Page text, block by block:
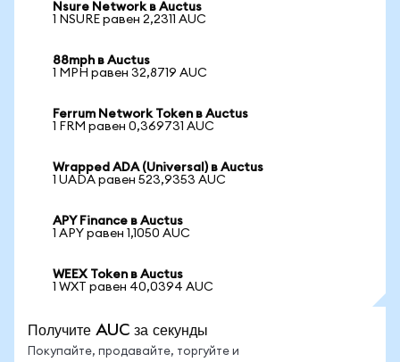
Nsure Network в Auctus
1 NSURE равен 2,2311 AUC
88mph в Auctus
1 MPH равен 32,8719 AUC
Ferrum Network Token в Auctus
1 FRM равен 0,369731 AUC
Wrapped ADA (Universal) в Auctus
1 UADA равен 523,9353 AUC
APY Finance в Auctus
1 APY равен 1,1050 AUC
WEEX Token в Auctus
1 WXT равен 40,0394 AUC
Получите AUC за секунды
Покупайте, продавайте, торгуйте и